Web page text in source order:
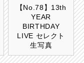
【No.78】13th
YEAR
BIRTHDAY
LIVE セレクト
生写真